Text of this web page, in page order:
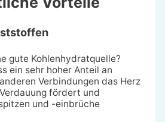
gute Kohlenhydratquelle?
ein sehr hoher Anteil an
Verbindungen das Herz
fördert und
und -einbrüche